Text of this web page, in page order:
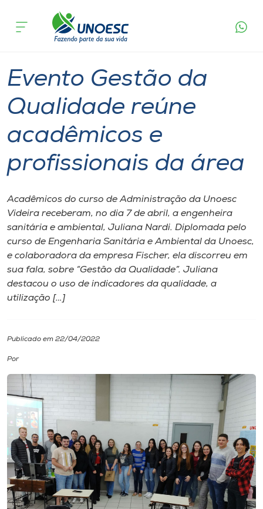
Cursos
Pesquisa
Atendimento ao Estudante
Portal de Ensino
A
Internacionalização
I.nova
Cultura
CPA
Biblioteca
Editora
Rádio
acontece
Evento Gestão da
Qualidade reúne
acadêmicos e
profissionais da área
Acadêmicos do curso de Administração da Unoesc
Videira receberam, no dia 7 de abril, a engenheira
sanitária e ambiental, Juliana Nardi. Diplomada pelo
curso de Engenharia Sanitária e Ambiental da Unoesc,
e colaboradora da empresa Fischer, ela discorreu em
sua fala, sobre “Gestão da Qualidade”. Juliana
destacou o uso de indicadores da qualidade, a
utilização […]
Publicado em 22/04/2022
Por